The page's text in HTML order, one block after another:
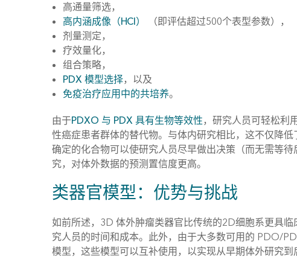
高通量筛选，
高内涵成像（HCI）
（即评估超过500个表型参数），
剂量测定，
疗效量化，
组合策略，
PDX 模型选择，以及
免疫治疗应用中的共培养。
由于PDXO 与 PDX 具有生物等效性，研究人员可轻松利
性癌症患者群体的替代物。与体内研究相比，这不仅降
确定的化合物可以使研究人员尽早做出决策（而无需等
究，对体外数据的预测置信度更高。
类器官模型：优势与挑战
如前所述，3D 体外肿瘤类器官比传统的2D细胞系更具
究人员的时间和成本。此外，由于大多数可用的 PDO/
模型，这些模型可以互补使用，以实现从早期体外研究到